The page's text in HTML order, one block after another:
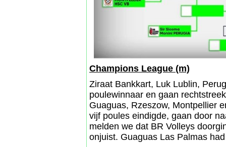
Champions League (m)
Ziraat Bankkart, Luk Lublin,
poulewinnaar en gaan
Guaguas, Rzeszow, Montpellier
vijf poules eindigde, gaan door
melden we dat BR Volleys
onjuist. Guaguas Las Palmas